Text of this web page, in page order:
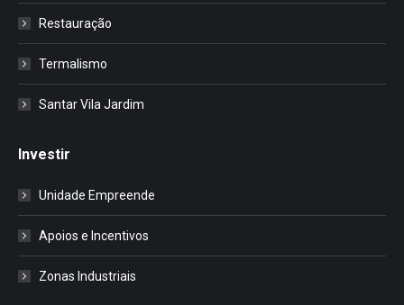
Restauração
Termalismo
Santar Vila Jardim
Investir
Unidade Empreende
Apoios e Incentivos
Zonas Industriais